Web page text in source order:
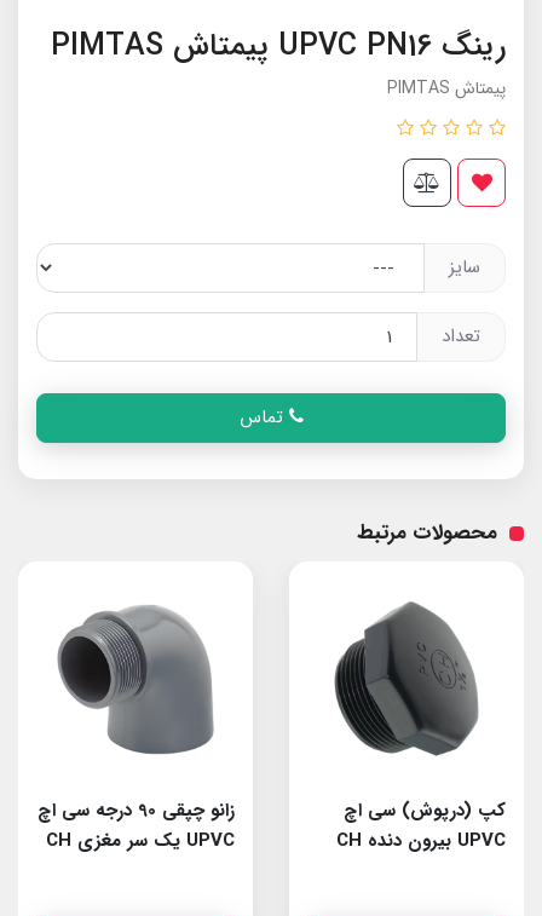
رینگ UPVC PN16 پیمتاش PIMTAS
پیمتاش PIMTAS
سایز
تعداد
تماس
محصولات مرتبط
کپ (درپوش) سی اچ
UPVC بیرون دنده CH
زانو چپقی 90 درجه سی اچ
UPVC یک سر مغزی CH